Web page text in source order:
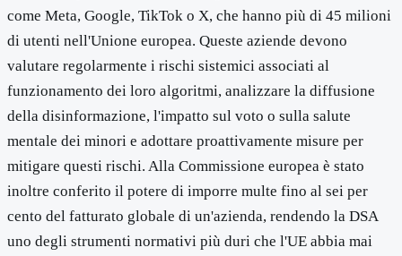
come Meta, Google, TikTok o X, che hanno più di 45 milioni
di utenti nell'Unione europea. Queste aziende devono
valutare regolarmente i rischi sistemici associati al
funzionamento dei loro algoritmi, analizzare la diffusione
della disinformazione, l'impatto sul voto o sulla salute
mentale dei minori e adottare proattivamente misure per
mitigare questi rischi. Alla Commissione europea è stato
inoltre conferito il potere di imporre multe fino al sei per
cento del fatturato globale di un'azienda, rendendo la DSA
uno degli strumenti normativi più duri che l'UE abbia mai